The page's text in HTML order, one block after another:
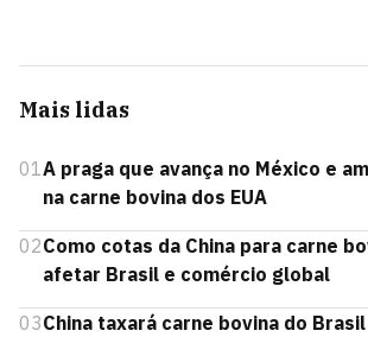
Mais lidas
01 A praga que avança no México e
na carne bovina dos EUA
02Como cotas da China para carne
afetar Brasil e comércio global
03China taxará carne bovina do